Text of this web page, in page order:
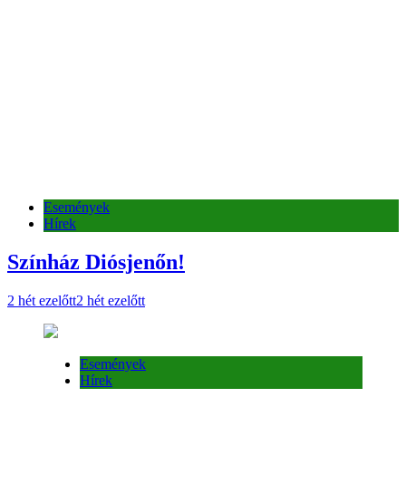
Események
Hírek
Színház Diósjenőn!
2 hét ezelőtt2 hét ezelőtt
Események
Hírek